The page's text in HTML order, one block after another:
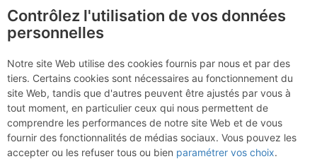
Les Goudes
(Callelongue) - Tête du
Trou du Chat : Arête sud
ouest
Samedi 25 février 2017
Contrôlez l'utilisation de vos données
personnelles
Notre site Web utilise des cookies fournis par nous et par des
tiers. Certains cookies sont nécessaires au fonctionnement du
site Web, tandis que d'autres peuvent être ajustés par vous à
tout moment, en particulier ceux qui nous permettent de
comprendre les performances de notre site Web et de vous
fournir des fonctionnalités de médias sociaux. Vous pouvez les
accepter ou les refuser tous ou bien paramétrer vos choix.